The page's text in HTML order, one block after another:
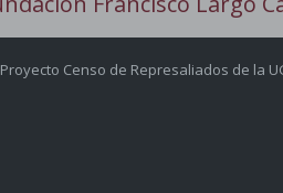
Proyecto Censo de Represaliados de la